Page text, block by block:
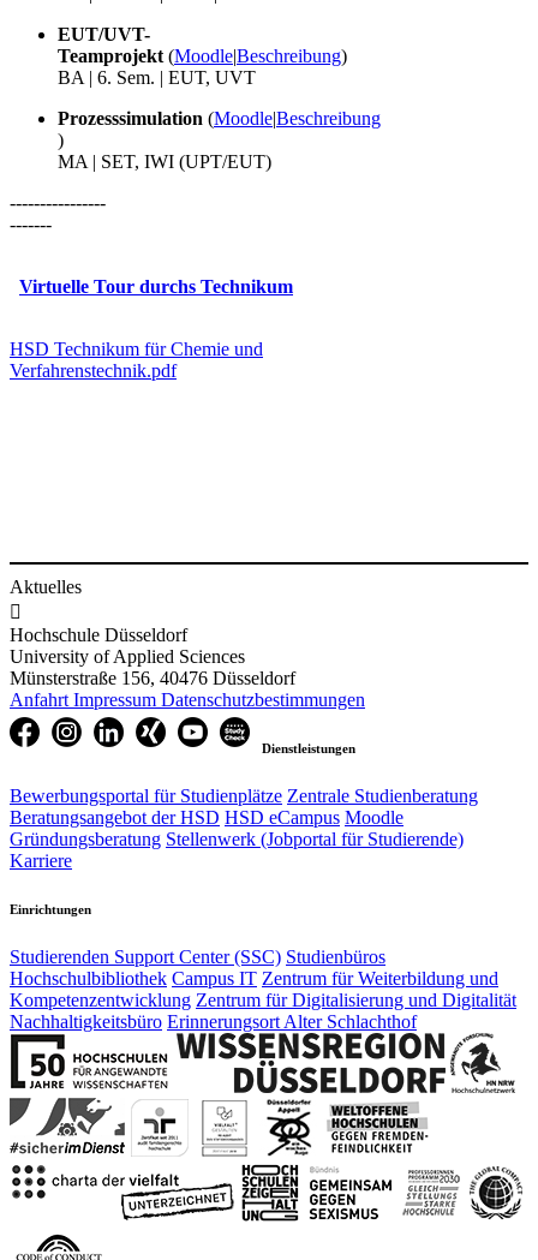
EUT/UVT-
Teamprojekt (Moodle|Beschreibung)
BA | 6. Sem. | EUT, UVT
Prozesssimulation (Moodle|Beschreibung
)​
MA | SET, IWI (UPT/EUT)
​​​​​​​----------------​
-------​​​​​​
Virtuelle Tour durchs Technikum
HSD Technikum für Chemie und
Verfahrenstechnik.pdf
Aktuelles

Hochschule Düsseldorf
University of Applied Sciences
Münsterstraße 156, 40476 Düsseldorf
Anfahrt Impressum Datenschutzbestimmungen
Dienstleistungen
Bewerbungsportal für Studienplätze Zentrale Studienberatung
Beratungsangebot der HSD HSD eCampus Moodle
Gründungsberatung Stellenwerk (Jobportal für Studierende)
Karriere
Einrichtungen
Studierenden Support Center (SSC) Studienbüros
Hochschulbibliothek Campus IT Zentrum für Weiterbildung und
Kompetenzentwicklung Zentrum für Digitalisierung und Digitalität
Nachhaltigkeitsbüro Erinnerungsort Alter Schlachthof